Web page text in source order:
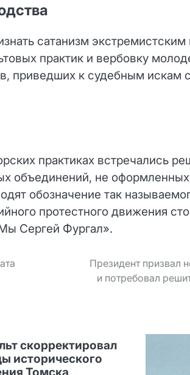
сатанизм экстремистским
практик и вербовку
приведших к судебным искам
практиках встречались
объединений, не
обозначение так
протестного движения
Сергей Фургал».
Президент призвал
и потребовал
скорректировал
исторического